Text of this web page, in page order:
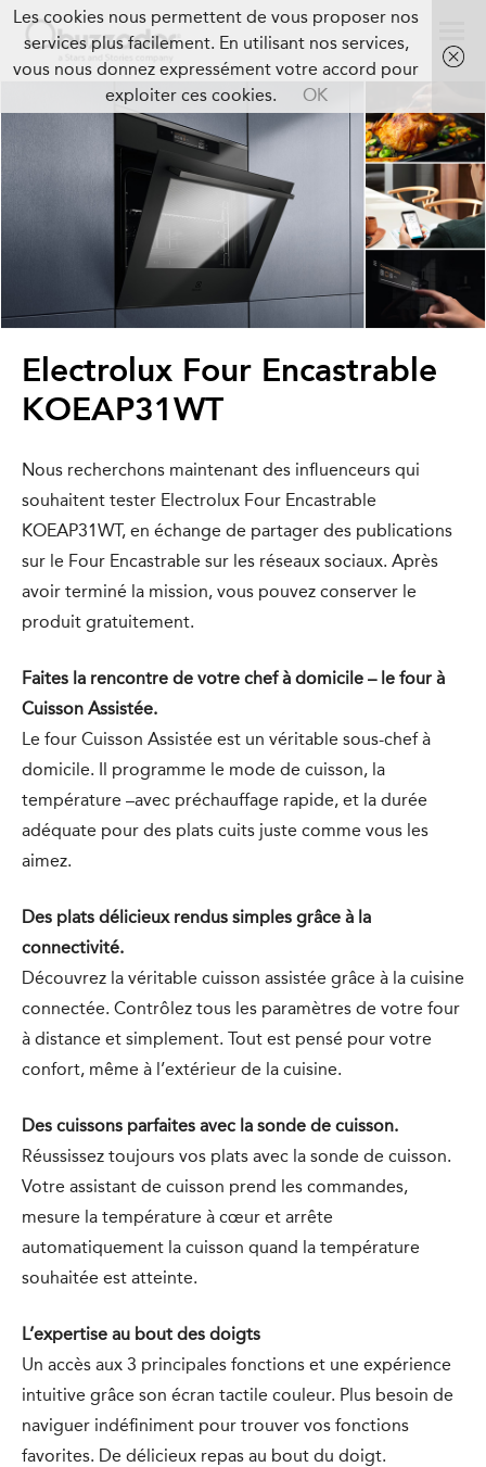
Electrolux Four Encastrable
KOEAP31WT
Nous recherchons maintenant des influenceurs qui
souhaitent tester Electrolux Four Encastrable
KOEAP31WT, en échange de partager des publications
sur le Four Encastrable sur les réseaux sociaux. Après
avoir terminé la mission, vous pouvez conserver le
produit gratuitement.
Faites la rencontre de votre chef à domicile – le four à
Cuisson Assistée.
Le four Cuisson Assistée est un véritable sous-chef à
domicile. Il programme le mode de cuisson, la
température –avec préchauffage rapide, et la durée
adéquate pour des plats cuits juste comme vous les
aimez.
Des plats délicieux rendus simples grâce à la
connectivité.
Découvrez la véritable cuisson assistée grâce à la cuisine
connectée. Contrôlez tous les paramètres de votre four
à distance et simplement. Tout est pensé pour votre
confort, même à l’extérieur de la cuisine.
Des cuissons parfaites avec la sonde de cuisson.
Réussissez toujours vos plats avec la sonde de cuisson.
Votre assistant de cuisson prend les commandes,
mesure la température à cœur et arrête
automatiquement la cuisson quand la température
souhaitée est atteinte.
L’expertise au bout des doigts
Un accès aux 3 principales fonctions et une expérience
intuitive grâce son écran tactile couleur. Plus besoin de
naviguer indéfiniment pour trouver vos fonctions
favorites. De délicieux repas au bout du doigt.
Les cookies nous permettent de vous proposer nos
services plus facilement. En utilisant nos services,
vous nous donnez expressément votre accord pour
exploiter ces cookies.
OK